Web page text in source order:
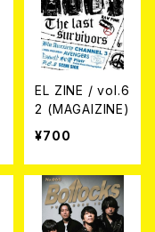
EL ZINE / vol.6
2 (MAGAIZINE)
¥700